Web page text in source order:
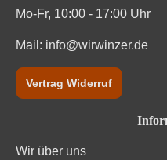
Mo-Fr, 10:00 - 17:00 Uhr
Mail: info@wirwinzer.de
Vertrag Widerruf
Wir über uns